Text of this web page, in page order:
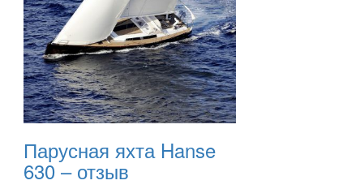
Парусная яхта Hanse
630 – отзыв